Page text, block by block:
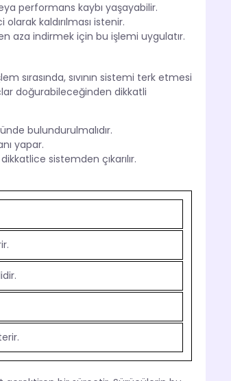
performans kaybı yaşayabilir.
olarak kaldırılması istenir.
aza indirmek için bu işlemi uygulatır.
sırasında, sıvının sistemi terk etmesi
doğurabileceğinden dikkatli
bulundurulmalıdır.
yapar.
sistemden çıkarılır.